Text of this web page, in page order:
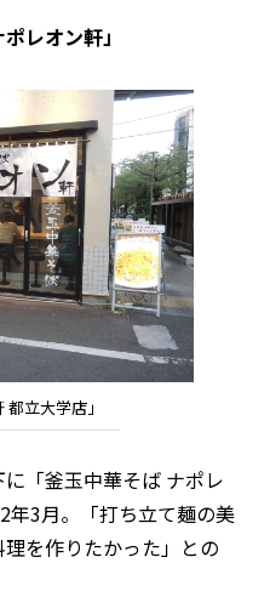
レオン軒」
都立大学店」
「釜玉中華そば ナポレ
年3月。「打ち立て麺の美
を作りたかった」との